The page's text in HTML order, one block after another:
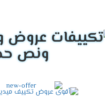
يحتوى مكيف ميديا على
ونص